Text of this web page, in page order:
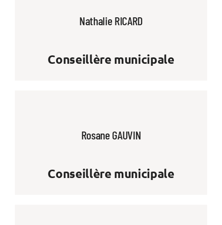
Nathalie RICARD
Conseillère municipale
Rosane GAUVIN
Conseillère municipale